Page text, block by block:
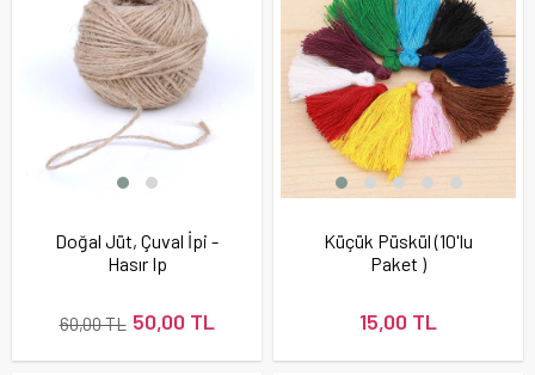
Doğal Jüt, Çuval İpi -
Hasır Ip
50,00 TL
60,00 TL
Küçük Püskül (10'lu
Paket )
15,00 TL